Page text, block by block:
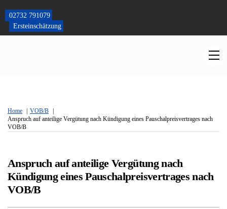
content
02732 791079
Ersteinschätzung
Home
VOB/B
Anspruch auf anteilige Vergütung nach Kündigung eines Pauschalpreisvertrages nach
VOB/B
Anspruch auf anteilige Vergütung nach
Kündigung eines Pauschalpreisvertrages nach
VOB/B